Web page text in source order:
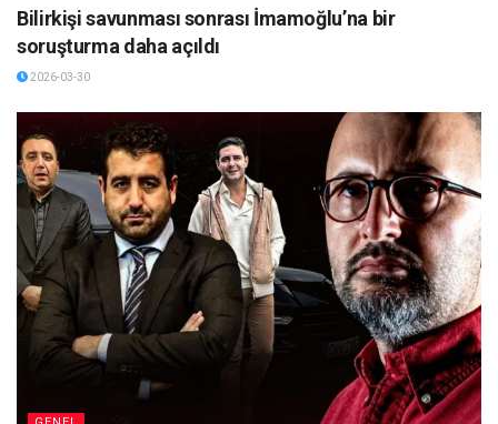
Bilirkişi savunması sonrası İmamoğlu’na bir
soruşturma daha açıldı
2026-03-30